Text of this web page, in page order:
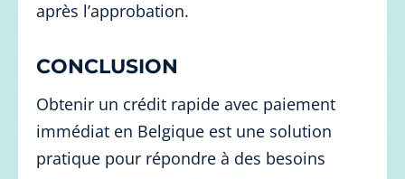
après l’approbation.
CONCLUSION
Obtenir un crédit rapide avec paiement
immédiat en Belgique est une solution
pratique pour répondre à des besoins